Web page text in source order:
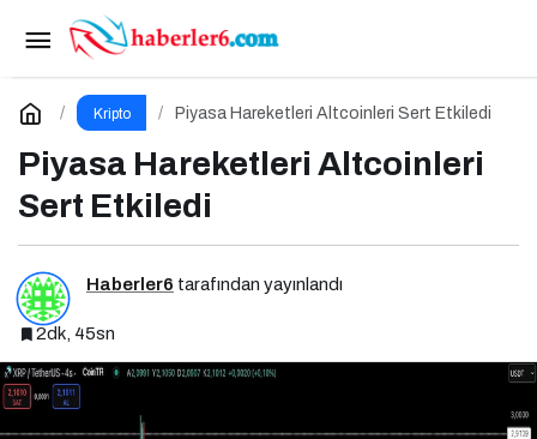
Kripto Piyasa Hareketleri Altcoinleri Sert Etkiledi
Piyasa Hareketleri Altcoinleri
Sert Etkiledi
Haberler6 tarafından yayınlandı
2dk, 45sn
ABD Ekonomisi Dalgalanıyor
Yorum Yap